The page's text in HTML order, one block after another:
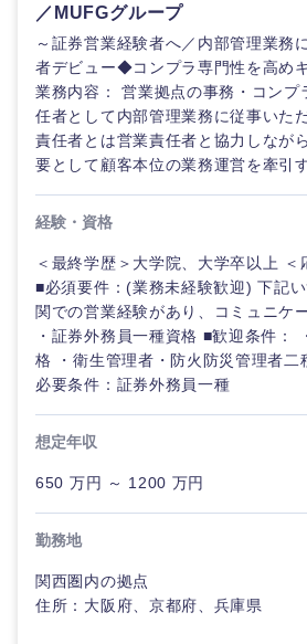
／MUFGグループ
～証券営業経験者へ／内部管理業務
者デビュー◆コンプラ専門性を高め
業務内容： 営業拠点の事務・コンプ
任者として内部管理業務に従事いた
責任者とは営業責任者と協力しなが
要として顧客本位の業務運営を牽引
経験・資格
＜最終学歴＞大学院、大学卒以上 ＜
■必須要件：(業務未経験歓迎) 下記
関での営業経験があり、コミュニケ
・証券外務員一種資格 ■歓迎条件：
格 ・衛生管理者・防火防災管理者二
必要条件：証券外務員一種
想定年収
650 万円 ～ 1200 万円
勤務地
関西圏内の拠点
住所：大阪府、京都府、兵庫県